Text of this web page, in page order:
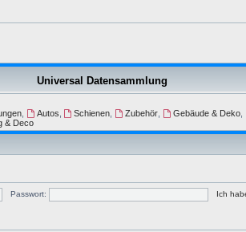
Universal Datensammlung
, Autos Schienen Zubehör Gebäude & Deko
& Deco
Passwort: Ich